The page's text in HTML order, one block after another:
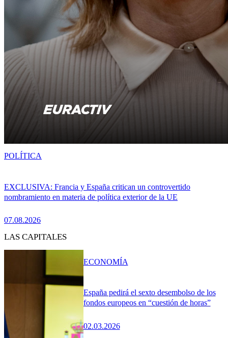
EXCLUSIVA: Francia y España critican un controvertido
nombramiento en materia de política exterior de la UE
07.08.2026
POLÍTICA
LAS CAPITALES
España pedirá el sexto desembolso de los
fondos europeos en “cuestión de horas”
02.03.2026
ECONOMÍA